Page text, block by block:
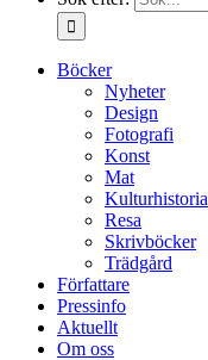
Böcker
Nyheter
Design
Fotografi
Konst
Mat
Kulturhistoria
Resa
Skrivböcker
Trädgård
Författare
Pressinfo
Aktuellt
Om oss